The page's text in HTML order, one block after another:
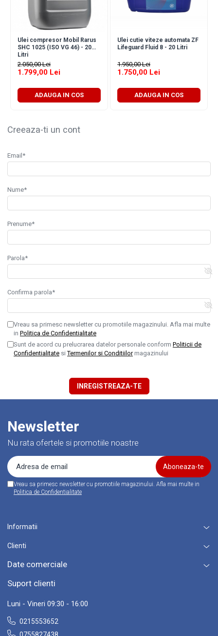
Ulei compresor Mobil Rarus
SHC 1025 (ISO VG 46) - 20
Litri
2.050,00 Lei
1.799,00 Lei
ADAUGA IN COS
Ulei cutie viteze automata ZF
Lifeguard Fluid 8 - 20 Litri
1.950,00 Lei
1.750,00 Lei
ADAUGA IN COS
Creeaza-ti un cont
Email*
Nume*
Prenume*
Parola*
Confirma parola*
Vreau sa primesc newsletter cu promotiile magazinului. Afla mai multe
in Politica de Confidentialitate
Sunt de acord cu prelucrarea datelor personale conform Politicii de
Confidentialitate siTermenilor si Conditiilormagazinului
INREGISTREAZA-TE
Newsletter
Nu rata ofertele si promotiile noastre
Vreau sa primesc newsletter cu promotiile magazinului. Afla mai multe in
Politica de Confidentialitate
Informatii
Clienti
Date comerciale
Suport clienti
Luni - Vineri 09:30 - 16:00
0215553652